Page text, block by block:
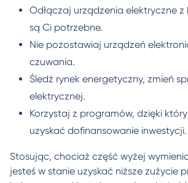
Odłączaj urządzenia elektryczne z
są Ci potrzebne.
Nie pozostawiaj urządzeń
czuwania.
Śledź rynek energetyczny, zmień
elektrycznej.
Korzystaj z programów, dzięki
uzyskać dofinansowanie inwestycji.
Stosując, chociaż część wyżej
jesteś w stanie uzyskać niższe zużycie